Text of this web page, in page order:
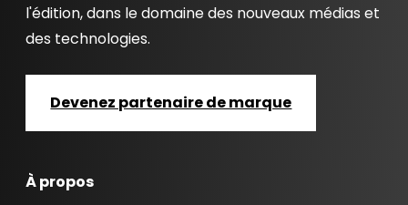
l'édition, dans le domaine des nouveaux médias et
des technologies.
Devenez partenaire de marque
À propos